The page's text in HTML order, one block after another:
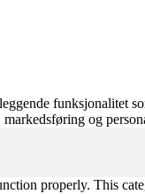
funksjonalitet
og
properly. This